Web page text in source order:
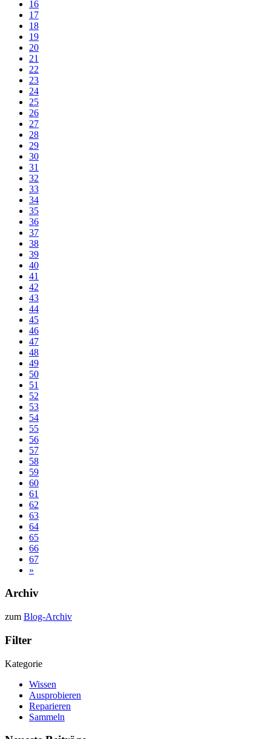
16
17
18
19
20
21
22
23
24
25
26
27
28
29
30
31
32
33
34
35
36
37
38
39
40
41
42
43
44
45
46
47
48
49
50
51
52
53
54
55
56
57
58
59
60
61
62
63
64
65
66
67
»
Archiv
zum Blog-Archiv
Filter
Kategorie
Wissen
Ausprobieren
Reparieren
Sammeln